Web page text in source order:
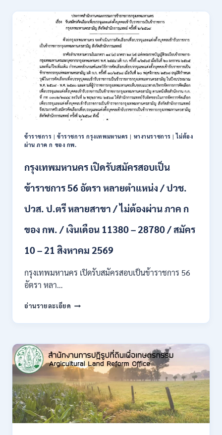
ประเทศไทย
(กนอ.)
เปิด
รับ
สมัคร
บุคคล
เพื่อ
บรรจุ
เป็น
พนักงาน
รัฐวิสาหกิจ
16
/
ป.ตรี
ส
+
ไป
เงิน
23,290
สมัคร
ONLINE
26
ข้าราชการ |ข้าราชการ กรุงเทพมหานคร | หางานราชการ |ไม่ต้อง
ผ่าน ภาค ก ของ กพ.
กรุงเทพมหานคร เปิดรับสมัครสอบเป็น
ข้าราชการ 56 อัตรา หลายตำแหน่ง / ปวช.
ปวส. ป.ตรี หลายสาขา / ไม่ต้องผ่าน ภาค ก
ของ กพ. / เงินเดือน 11380 – 28780 / สมัคร
10 – 21 สิงหาคม 2569
กรุงเทพมหานคร เปิดรับสมัครสอบเป็นข้าราชการ 56
อัตรา หลา…
อ่านรายละเอียด กรุงเทพมหานคร
รับ
สอบ
เป็น
ข้าราชการ
56
อัตรา
หลาย
ตำแหน่ง
/
ปวช.